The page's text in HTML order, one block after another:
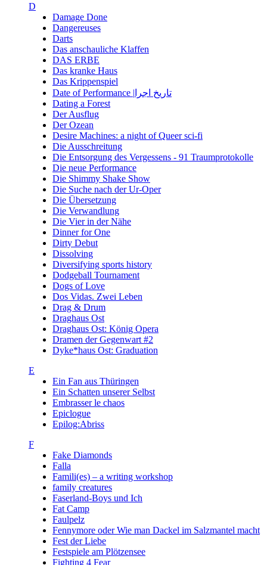
D
Damage Done
Dangereuses
Darts
Das anschauliche Klaffen
DAS ERBE
Das kranke Haus
Das Krippenspiel
Date of Performance |تاریخ اجرا
Dating a Forest
Der Ausflug
Der Ozean
Desire Machines: a night of Queer sci-fi
Die Ausschreitung
Die Entsorgung des Vergessens - 91 Traumprotokolle
Die neue Performance
Die Shimmy Shake Show
Die Suche nach der Ur-Oper
Die Übersetzung
Die Verwandlung
Die Vier in der Nähe
Dinner for One
Dirty Debut
Dissolving
Diversifying sports history
Dodgeball Tournament
Dogs of Love
Dos Vidas. Zwei Leben
Drag & Drum
Draghaus Ost
Draghaus Ost: König Opera
Dramen der Gegenwart #2
Dyke*haus Ost: Graduation
E
Ein Fan aus Thüringen
Ein Schatten unserer Selbst
Embrasser le chaos
Epiclogue
Epilog:Abriss
F
Fake Diamonds
Falla
Famili(es) – a writing workshop
family creatures
Faserland-Boys und Ich
Fat Camp
Faulpelz
Fennymore oder Wie man Dackel im Salzmantel macht
Fest der Liebe
Festspiele am Plötzensee
Fighting 4 Fear